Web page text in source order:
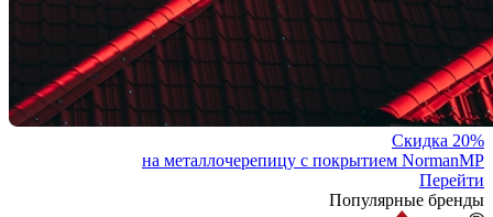
Скидка 20%
на металлочерепицу с покрытием NormanMP
Перейти
Популярные бренды